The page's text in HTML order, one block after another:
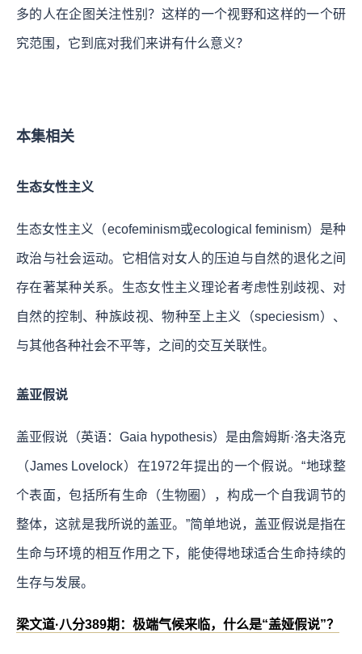
多的人在企图关注性别？这样的一个视野和这样的一个研
究范围，它到底对我们来讲有什么意义？
本集相关
生态女性主义
生态女性主义（ecofeminism或ecological feminism）是种
政治与社会运动。它相信对女人的压迫与自然的退化之间
存在著某种关系。生态女性主义理论者考虑性别歧视、对
自然的控制、种族歧视、物种至上主义（speciesism）、
与其他各种社会不平等，之间的交互关联性。
盖亚假说
盖亚假说（英语：Gaia hypothesis）是由詹姆斯·洛夫洛克
（James Lovelock）在1972年提出的一个假说。“地球整
个表面，包括所有生命（生物圈），构成一个自我调节的
整体，这就是我所说的盖亚。”简单地说，盖亚假说是指在
生命与环境的相互作用之下，能使得地球适合生命持续的
生存与发展。
梁文道·八分389期：极端气候来临，什么是“盖娅假说”？